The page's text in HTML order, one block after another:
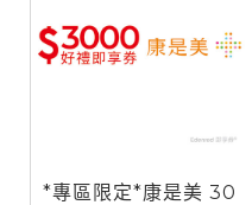
*專區限定*康是美 30